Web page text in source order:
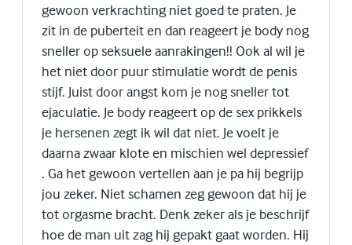
gewoon verkrachting niet goed te praten. Je
zit in de puberteit en dan reageert je body nog
sneller op seksuele aanrakingen!! Ook al wil je
het niet door puur stimulatie wordt de penis
stijf. Juist door angst kom je nog sneller tot
ejaculatie. Je body reageert op de sex prikkels
je hersenen zegt ik wil dat niet. Je voelt je
daarna zwaar klote en mischien wel depressief
. Ga het gewoon vertellen aan je pa hij begrijp
jou zeker. Niet schamen zeg gewoon dat hij je
tot orgasme bracht. Denk zeker als je beschrijf
hoe de man uit zag hij gepakt gaat worden. Hij